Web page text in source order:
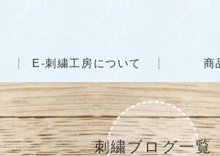
E-刺繍工房について 商
刺繍ブログ一覧